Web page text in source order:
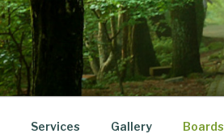
Services Gallery Boards